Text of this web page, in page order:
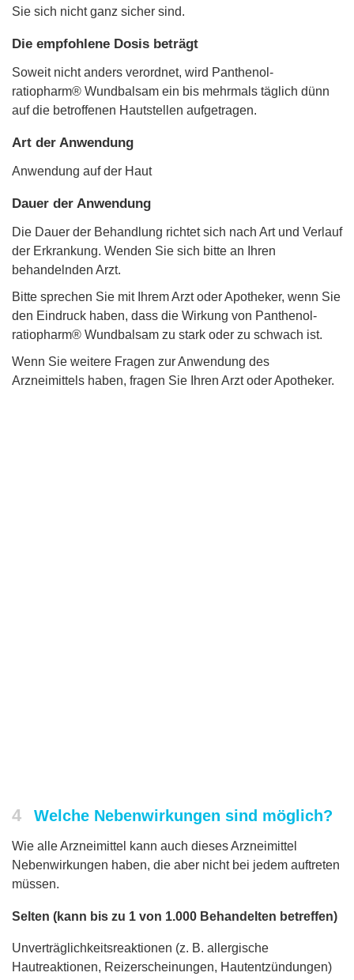
Sie sich nicht ganz sicher sind.
Die empfohlene Dosis beträgt
Soweit nicht anders verordnet, wird Panthenol-
ratiopharm® Wundbalsam ein bis mehrmals täglich dünn
auf die betroffenen Hautstellen aufgetragen.
Art der Anwendung
Anwendung auf der Haut
Dauer der Anwendung
Die Dauer der Behandlung richtet sich nach Art und Verlauf
der Erkrankung. Wenden Sie sich bitte an Ihren
behandelnden Arzt.
Bitte sprechen Sie mit Ihrem Arzt oder Apotheker, wenn Sie
den Eindruck haben, dass die Wirkung von Panthenol-
ratiopharm® Wundbalsam zu stark oder zu schwach ist.
Wenn Sie weitere Fragen zur Anwendung des
Arzneimittels haben, fragen Sie Ihren Arzt oder Apotheker.
4 Welche Nebenwirkungen sind möglich?
Wie alle Arzneimittel kann auch dieses Arzneimittel
Nebenwirkungen haben, die aber nicht bei jedem auftreten
müssen.
Selten (kann bis zu 1 von 1.000 Behandelten betreffen)
Unverträglichkeitsreaktionen (z. B. allergische
Hautreaktionen, Reizerscheinungen, Hautentzündungen)